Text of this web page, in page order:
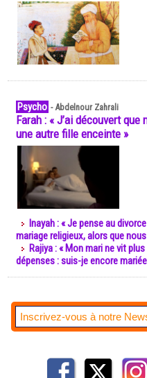
Psycho -Abdelnour Zahrali
Farah : « J’ai découvert
une autre fille enceinte »
Inayah : « Je pense au
mariage religieux, alors que
Rajiya : « Mon mari ne vit
dépenses : suis-je encore